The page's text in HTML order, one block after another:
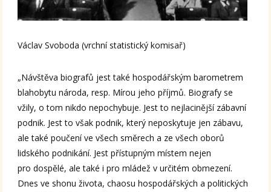
Václav Svoboda (vrchní statistický komisař)
„Návštěva biografů jest také hospodářským barometrem
blahobytu národa, resp. Mírou jeho příjmů. Biografy se
vžily, o tom nikdo nepochybuje. Jest to nejlacinější zábavní
podnik. Jest to však podnik, který neposkytuje jen zábavu,
ale také poučení ve všech směrech a ze všech oborů
lidského podnikání. Jest přístupným místem nejen
pro dospělé, ale také i pro mládež v určitém obmezení.
Dnes ve shonu života, chaosu hospodářských a politických